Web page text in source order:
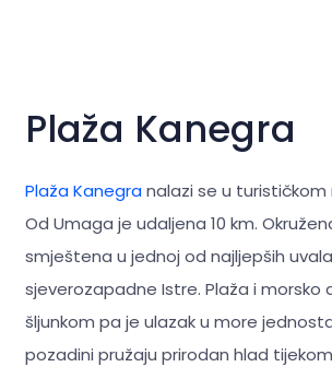
Plaža Kanegra
Plaža Kanegranalazi se u turističkom
Od Umaga je udaljena 10 km.
smještena u jednoj od najljepših uvala
sjeverozapadne Istre. Plaža i morsko
šljunkom pa je ulazak u more
pozadini pružaju prirodan hlad